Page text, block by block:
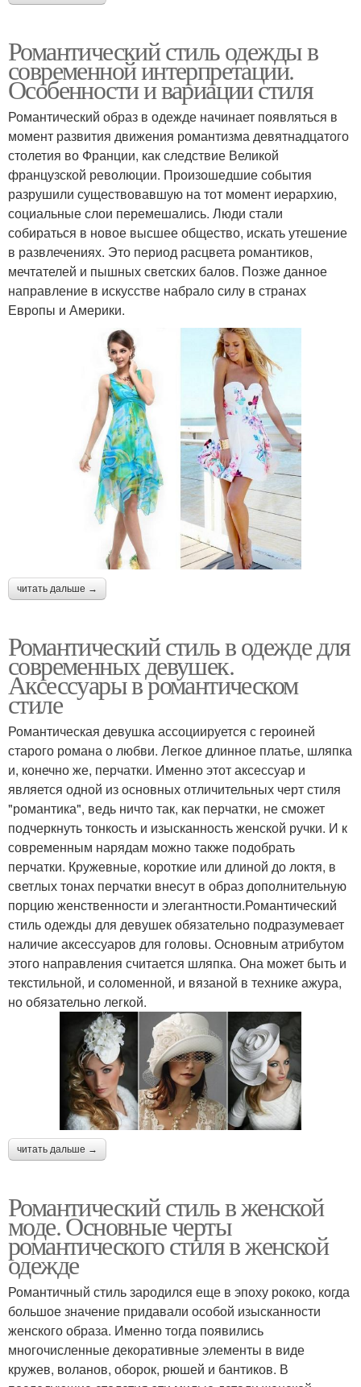
Романтический стиль одежды в
современной интерпретации.
Особенности и вариации стиля
Романтический образ в одежде начинает появляться в
момент развития движения романтизма девятнадцатого
столетия во Франции, как следствие Великой
французской революции. Произошедшие события
разрушили существовавшую на тот момент иерархию,
социальные слои перемешались. Люди стали
собираться в новое высшее общество, искать утешение
в развлечениях. Это период расцвета романтиков,
мечтателей и пышных светских балов. Позже данное
направление в искусстве набрало силу в странах
Европы и Америки.
читать дальше →
Романтический стиль в одежде для
современных девушек.
Аксессуары в романтическом
стиле
Романтическая девушка ассоциируется с героиней
старого романа о любви. Легкое длинное платье, шляпка
и, конечно же, перчатки. Именно этот аксессуар и
является одной из основных отличительных черт стиля
"романтика", ведь ничто так, как перчатки, не сможет
подчеркнуть тонкость и изысканность женской ручки. И к
современным нарядам можно также подобрать
перчатки. Кружевные, короткие или длиной до локтя, в
светлых тонах перчатки внесут в образ дополнительную
порцию женственности и элегантности.Романтический
стиль одежды для девушек обязательно подразумевает
наличие аксессуаров для головы. Основным атрибутом
этого направления считается шляпка. Она может быть и
текстильной, и соломенной, и вязаной в технике ажура,
но обязательно легкой.
читать дальше →
Романтический стиль в женской
моде. Основные черты
романтического стиля в женской
одежде
Романтичный стиль зародился еще в эпоху рококо, когда
большое значение придавали особой изысканности
женского образа. Именно тогда появились
многочисленные декоративные элементы в виде
кружев, воланов, оборок, рюшей и бантиков. В